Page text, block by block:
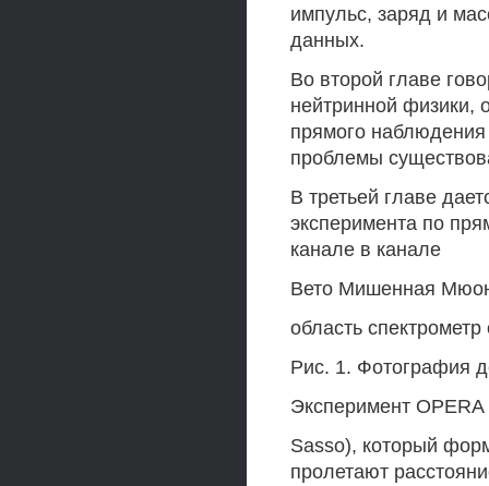
импульс, заряд и
данных.
Во второй главе
нейтринной физики,
прямого
проблемы
В третьей главе
эксперимента по
канале в канале
Вето Мишенная
область
Рис. 1. Фотография
Эксперимент
Sasso), который
пролетают